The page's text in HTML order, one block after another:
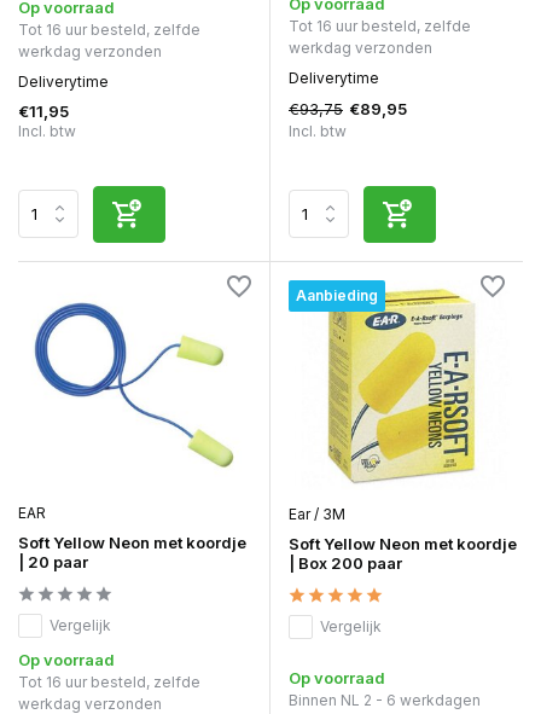
Op voorraad
Tot 16 uur besteld, zelfde
werkdag verzonden
Deliverytime
€11,95
Incl. btw
Tot 16 uur besteld, zelfde
werkdag verzonden
Deliverytime
€93,75 €89,95
Incl. btw
EAR
Soft Yellow Neon met koordje
| 20 paar
Vergelijk
Op voorraad
Tot 16 uur besteld, zelfde
werkdag verzonden
Aanbieding
Ear / 3M
Soft Yellow Neon met koordje
| Box 200 paar
Vergelijk
Op voorraad
Binnen NL 2 - 6 werkdagen